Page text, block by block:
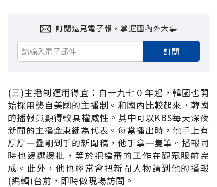
訂閱遠見電子報，掌握國內外大事
訂閱
(三)主播制運用得宜：自一九七０年起，韓國也開
始採用襲自美國的主播制。和國內比較起來，韓國
的播報員顯得較具權威性。其中可以KBS每天深夜
新聞的主播金東鍵為代表。每當播出時，他手上有
厚厚一疊剛到手的新聞稿，他手拿一隻筆。播報同
時也邊選邊批，等於把編審的工作在觀眾眼前完
成。此外，他也經常會把新聞人物請到他的播報
(編輯)台前，即時做現場訪問。